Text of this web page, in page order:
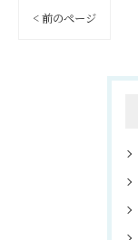
< 前のページ